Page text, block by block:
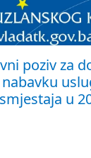
poziv za
u